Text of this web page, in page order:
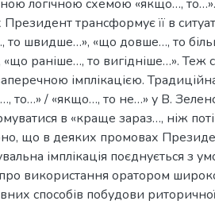
логічною схемою «якщо…,
трансформує її в
то швидше…», «що довше…, то
раніше…, то вигідніше…». Теж
імплікацією.
то…» / «якщо…, то не…» у В.
в «краще зараз…, ніж
що в деяких промовах
імплікація поєднується з
використання оратором